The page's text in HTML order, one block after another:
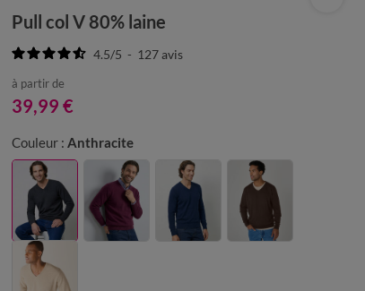
Pull col V 80% laine
4.5/5 - 127avis
à partir de
39,99 €
Couleur : Anthracite